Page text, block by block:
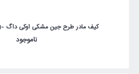
کیف مادر طرح جین مشکی اوکی داگ -Okiedog کد24301
ناموجود